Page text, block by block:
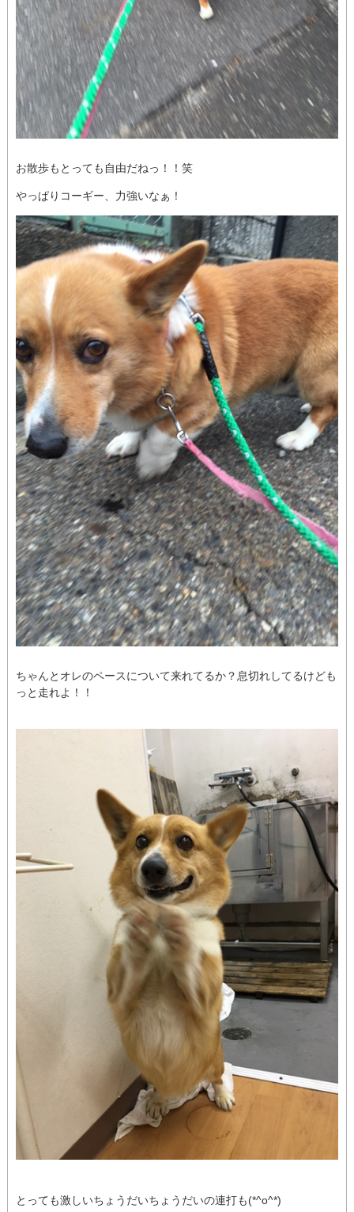
お散歩もとっても自由だねっ！！笑
やっぱりコーギー、力強いなぁ！
ちゃんとオレのペースについて来れてるか？息切れしてるけども
っと走れよ！！
とっても激しいちょうだいちょうだいの連打も(*^o^*)